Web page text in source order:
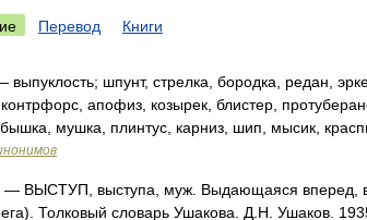
Перевод Книги
выпуклость; шпунт, стрелка, бородка, редан,
апофиз, козырек, блистер,
мушка, плинтус, карниз, шип, мысик,
— ВЫСТУП, выступа, муж. Выдающаяся вперед,
Толковый словарь Ушакова. Д.Н. Ушаков.